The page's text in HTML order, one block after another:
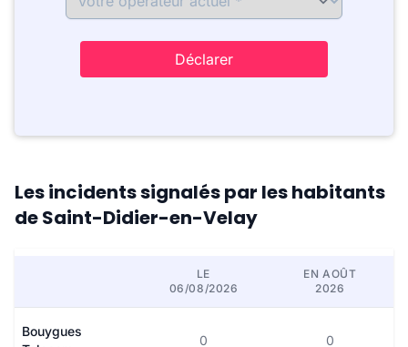
Déclarer
Les incidents signalés par les habitants
de Saint-Didier-en-Velay
LE
06/08/2026
EN AOÛT
2026
Bouygues
0 0